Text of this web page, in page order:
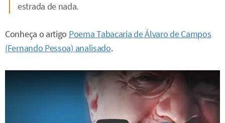
estrada de nada.
Conheça o artigo Poema Tabacaria de Álvaro de Campos
(Fernando Pessoa) analisado.